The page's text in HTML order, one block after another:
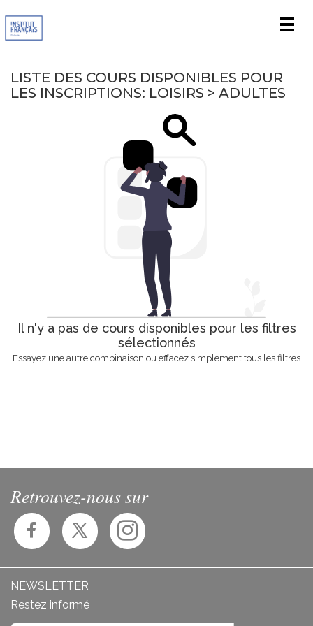
LISTE DES COURS DISPONIBLES POUR
LES INSCRIPTIONS: LOISIRS > ADULTES
Il n'y a pas de cours disponibles pour les filtres
sélectionnés
Essayez une autre combinaison ou effacez simplement tous les filtres
Retrouvez-nous sur
NEWSLETTER
Restez informé